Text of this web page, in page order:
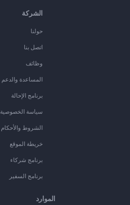
الشركة
حولنا
اتصل بنا
وظائف
المساعدة والدعم
برنامج الإحالة
سياسة الخصوصية
الشروط والأحكام
خريطة الموقع
برنامج شركاء
برنامج السفير
الموارد